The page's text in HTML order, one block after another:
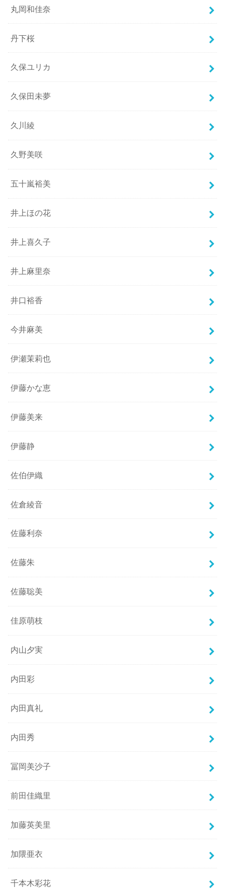
丸岡和佳奈
丹下桜
久保ユリカ
久保田未夢
久川綾
久野美咲
五十嵐裕美
井上ほの花
井上喜久子
井上麻里奈
井口裕香
今井麻美
伊瀬茉莉也
伊藤かな恵
伊藤美来
伊藤静
佐伯伊織
佐倉綾音
佐藤利奈
佐藤朱
佐藤聡美
佳原萌枝
内山夕実
内田彩
内田真礼
内田秀
冨岡美沙子
前田佳織里
加藤英美里
加隈亜衣
千本木彩花